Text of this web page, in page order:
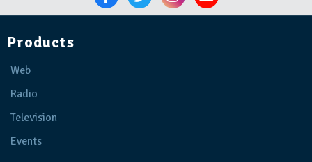
Products
Web
Radio
Television
Events